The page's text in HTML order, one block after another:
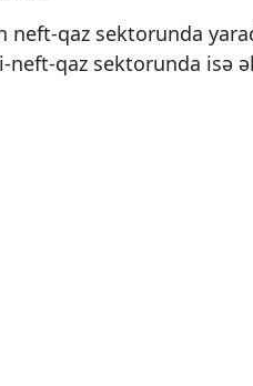
qaz sektorunda
qaz sektorunda isə